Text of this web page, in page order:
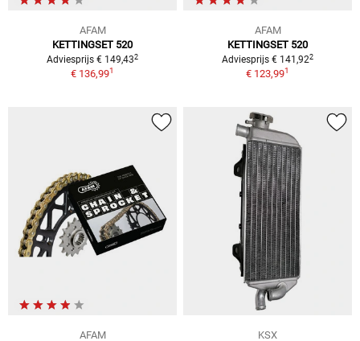
AFAM
KETTINGSET 520
Adviesprijs € 149,432
€ 136,991
AFAM
KETTINGSET 520
Adviesprijs € 141,922
€ 123,991
AFAM KSX